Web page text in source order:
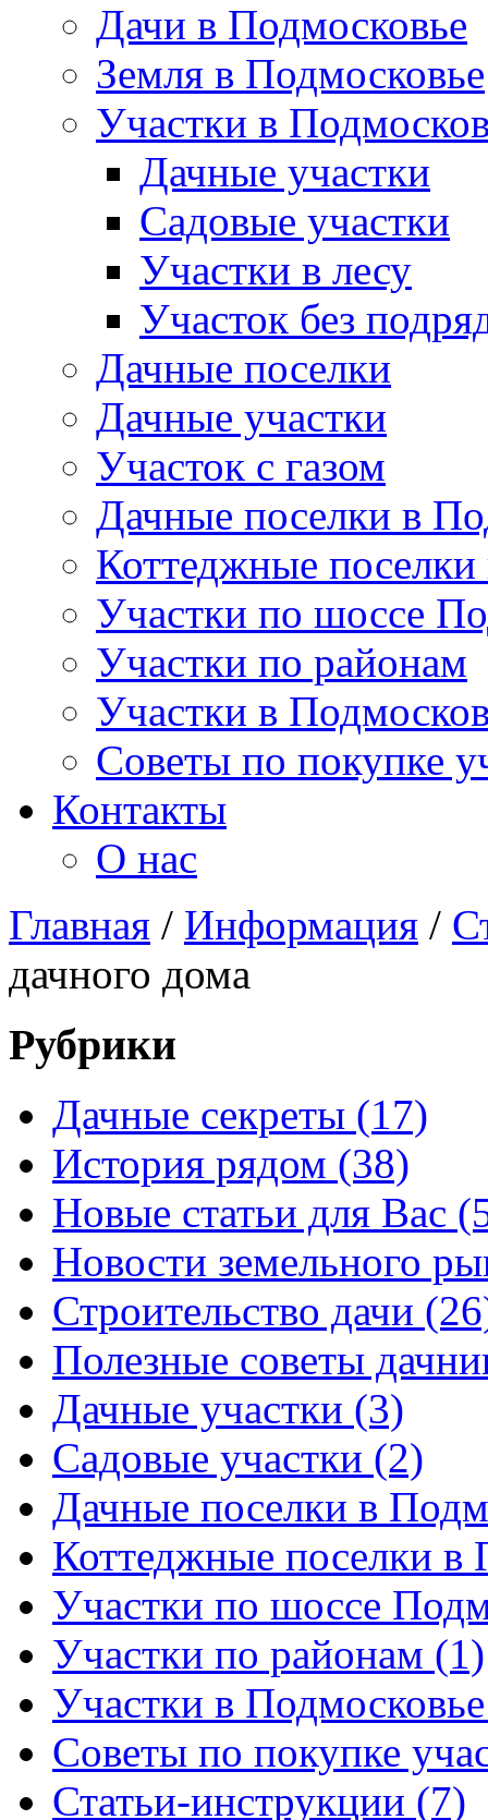
Дачи в Подмосковье
Земля в Подмосковье
Участки в
Дачные участки
Садовые участки
Участки в лесу
Участок без
Дачные поселки
Дачные участки
Участок с газом
Дачные поселки в
Коттеджные
Участки по шоссе
Участки по районам
Участки в
Советы по покупке
Контакты
О нас
Главная / Информация /
дачного дома
Рубрики
Дачные секреты (17)
История рядом (38)
Новые статьи для Вас
Новости земельного
Строительство дачи
Полезные советы
Дачные участки (3)
Садовые участки (2)
Дачные поселки в
Коттеджные поселки в
Участки по шоссе
Участки по районам (1)
Участки в
Советы по покупке
Статьи-инструкции (7)